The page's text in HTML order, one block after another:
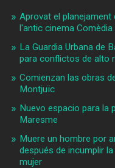
Aprovat el
l'antic cinema
La Guardia Urbana de
para conflictos de alto
Comienzan las obras
Montjuïc
Nuevo espacio para la
Maresme
Muere un hombre por
después de incumplir
mujer